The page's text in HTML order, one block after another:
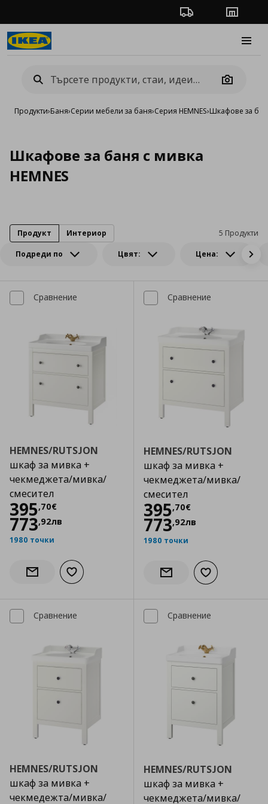
Проследяване на
Camera
Продукти›Баня›Серии мебели за баня›Серия HEMNES›Шкафове за
Шкафове за баня с мивка
HEMNES
Подреди по Цвят: Цена:
5 Продукти
Продукт Интериор
Сравнение
HEMNES/RUTSJON
шкаф за мивка +
чекмеджета/мивка/
смесител
395,70€
Цена
773,92лв
1980 точки
Информирай ме за наличност
Добави към списъка с любими
Сравнение
HEMNES/RUTSJON
шкаф за мивка +
чекмеджета/мивка/
смесител
395,70€
Цена
773,92лв
1980 точки
Информирай ме за
Добави към
Сравнение
HEMNES/RUTSJON
шкаф за мивка +
чекмедежта/мивка/
Сравнение
HEMNES/RUTSJON
шкаф за мивка +
чекмеджета/мивка/